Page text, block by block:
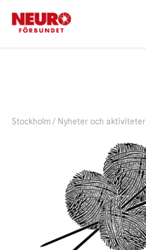
Stockholm Nyheter och aktiviteter